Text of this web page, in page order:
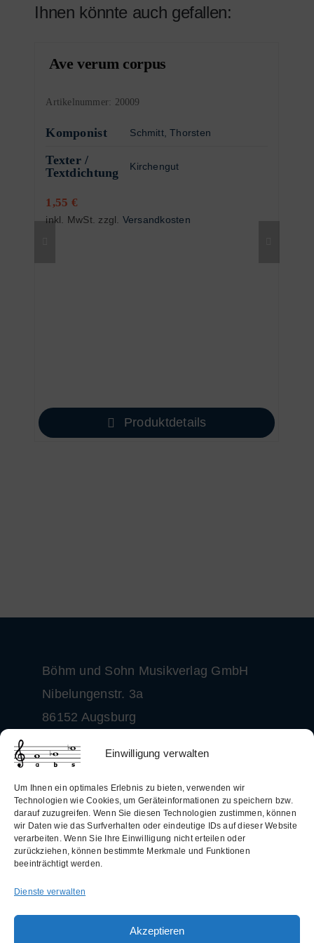
Einwilligung verwalten
Um Ihnen ein optimales Erlebnis zu bieten, verwenden wir
Technologien wie Cookies, um Geräteinformationen zu speichern bzw.
darauf zuzugreifen. Wenn Sie diesen Technologien zustimmen, können
wir Daten wie das Surfverhalten oder eindeutige IDs auf dieser Website
verarbeiten. Wenn Sie Ihre Einwilligung nicht erteilen oder
zurückziehen, können bestimmte Merkmale und Funktionen
beeinträchtigt werden.
Dienste verwalten
Akzeptieren
Ihnen könnte auch gefallen:
Ave verum corpus
Artikelnummer: 20009
Komponist Schmitt, Thorsten
Texter /
Textdichtung
Kirchengut
1,55 €
inkl. MwSt. zzgl. Versandkosten
Produktdetails
Böhm und Sohn Musikverlag GmbH
Nibelungenstr. 3a
86152 Augsburg
info@boehm-und-sohn.de
Allgemeine Geschäftsbedingungen
(AGB)
Datenschutzerklärung
Widerrufsbelehrung